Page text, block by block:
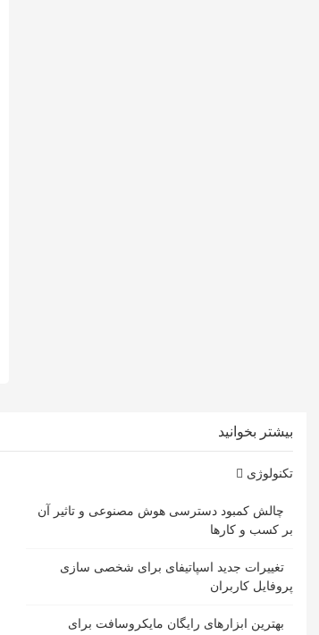
بیشتر بخوانید
تکنولوژی
چالش کمبود دسترسی هوش مصنوعی و تاثیر آن
بر کسب و کارها
تغییرات جدید اسپاتیفای برای شخصی سازی
پروفایل کاربران
بهترین ابزارهای رایگان مایکروسافت برای